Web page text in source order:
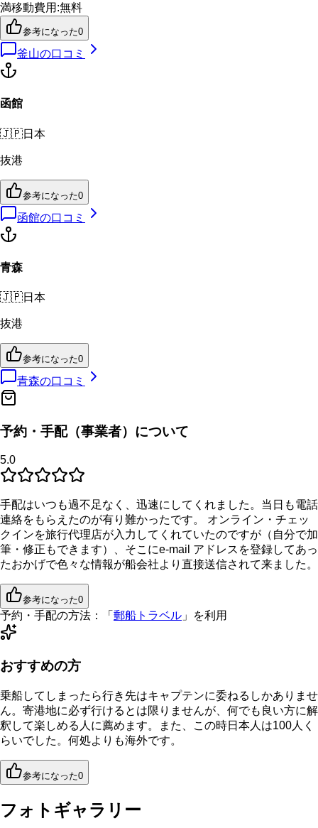
満移動費用 :無料
参考になった0
釜山の口コミ
函館
🇯🇵日本
抜港
参考になった0
函館の口コミ
青森
🇯🇵日本
抜港
参考になった0
青森の口コミ
予約・手配（事業者）について
5.0
手配はいつも過不足なく、迅速にしてくれました。当日も電話
連絡をもらえたのが有り難かったです。 オンライン・チェッ
クインを旅行代理店が入力してくれていたのですが（自分で加
筆・修正もできます）、そこにe-mail アドレスを登録してあっ
たおかげで色々な情報が船会社より直接送信されて来ました。
参考になった0
予約・手配の方法： 「 郵船トラベル 」を利用
おすすめの方
乗船してしまったら行き先はキャプテンに委ねるしかありませ
ん。寄港地に必ず行けるとは限りませんが、何でも良い方に解
釈して楽しめる人に薦めます。また、この時日本人は100人く
らいでした。何処よりも海外です。
参考になった0
フォトギャラリー